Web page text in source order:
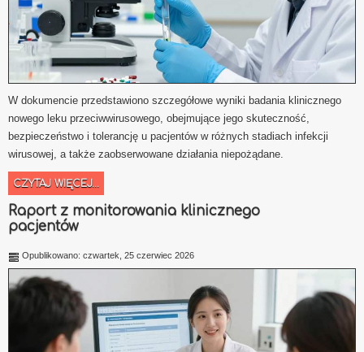
W dokumencie przedstawiono szczegółowe wyniki badania klinicznego
nowego leku przeciwwirusowego, obejmujące jego skuteczność,
bezpieczeństwo i tolerancję u pacjentów w różnych stadiach infekcji
wirusowej, a także zaobserwowane działania niepożądane.
CZYTAJ WIĘCEJ...
Raport z monitorowania klinicznego
pacjentów
Opublikowano: czwartek, 25 czerwiec 2026